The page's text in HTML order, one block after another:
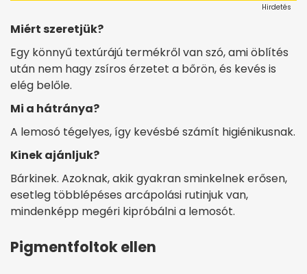
Hirdetés
Miért szeretjük?
Egy könnyű textúrájú termékről van szó, ami öblítés
után nem hagy zsíros érzetet a bőrön, és kevés is
elég belőle.
Mi a hátránya?
A lemosó tégelyes, így kevésbé számít higiénikusnak.
Kinek ajánljuk?
Bárkinek. Azoknak, akik gyakran sminkelnek erősen,
esetleg többlépéses arcápolási rutinjuk van,
mindenképp megéri kipróbálni a lemosót.
Pigmentfoltok ellen